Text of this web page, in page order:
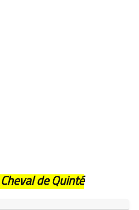
Cheval de Quinté